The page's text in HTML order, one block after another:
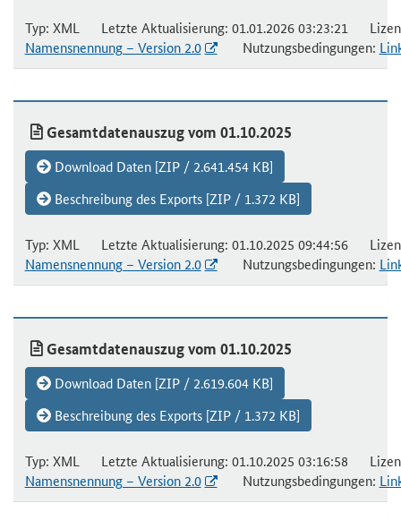
Typ: XML Letzte Aktualisierung: 01.01.2026 03:23:21
Namensnennung – Version 2.0
Nutzungsbedingungen:
Gesamtdatenauszug vom 01.10.2025
Download Daten [ZIP / 2.641.454 KB]
Beschreibung des Exports [ZIP / 1.372 KB]
Typ: XML Letzte Aktualisierung: 01.10.2025 09:44:56
Namensnennung – Version 2.0
Nutzungsbedingungen:
Gesamtdatenauszug vom 01.10.2025
Download Daten [ZIP / 2.619.604 KB]
Beschreibung des Exports [ZIP / 1.372 KB]
Typ: XML Letzte Aktualisierung: 01.10.2025 03:16:58
Namensnennung – Version 2.0
Nutzungsbedingungen: